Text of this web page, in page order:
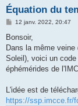
Équation du
M
s
a
g
12 janv. 2022, 20:47
Bonsoir,
Dans la même
Soleil), voici un
éphémérides de
L'idée est de
https://ssp.imcce.fr/